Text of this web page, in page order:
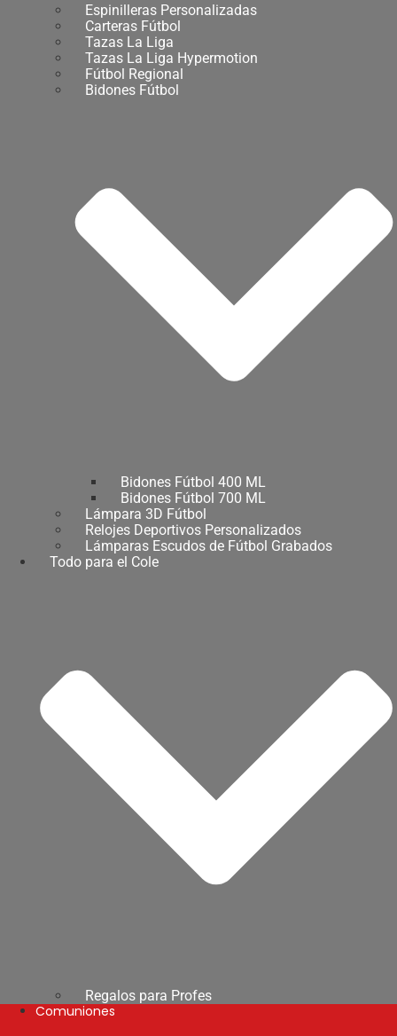
Espinilleras Personalizadas
Carteras Fútbol
Tazas La Liga
Tazas La Liga Hypermotion
Fútbol Regional
Bidones Fútbol
Bidones Fútbol 400 ML
Bidones Fútbol 700 ML
Lámpara 3D Fútbol
Relojes Deportivos Personalizados
Lámparas Escudos de Fútbol Grabados
Todo para el Cole
Regalos para Profes
Comuniones